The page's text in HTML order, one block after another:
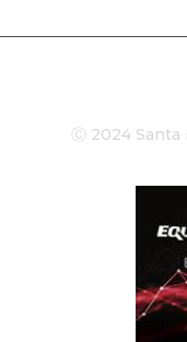
Ⓒ 2024 Santa